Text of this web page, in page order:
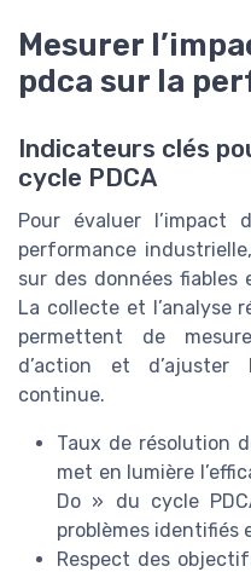
Mesurer
pdca sur la
Indicateurs clés
cycle PDCA
Pour évaluer l’impact
performance
sur des données
La collecte et l’analyse
permettent de
d’action et d’ajuster
continue.
Taux de résolution
met en lumière
Do » du cycle
problèmes identifiés
Respect des